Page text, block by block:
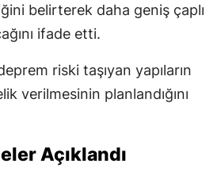
belirterek daha geniş çaplı
ifade etti.
riski taşıyan yapıların
verilmesinin planlandığını
Açıklandı